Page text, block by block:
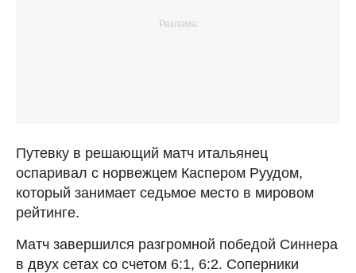
Путевку в решающий матч итальянец
оспаривал с норвежцем Каспером Руудом,
который занимает седьмое место в мировом
рейтинге.
Матч завершился разгромной победой Синнера
в двух сетах со счетом 6:1, 6:2. Соперники